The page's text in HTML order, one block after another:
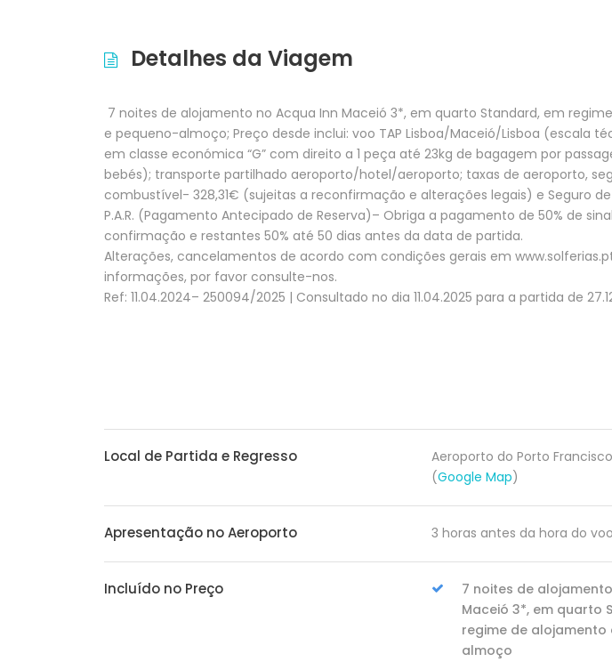
Detalhes da Viagem
7 noites de alojamento no Acqua Inn Maceió 3*, em quarto Standard, em
e pequeno-almoço; Preço desde inclui: voo TAP Lisboa/Maceió/Lisboa (escala
em classe económica “G” com direito a 1 peça até 23kg de bagagem por
bebés); transporte partilhado aeroporto/hotel/aeroporto; taxas de aeroporto,
combustível- 328,31€ (sujeitas a reconfirmação e alterações legais) e Seguro
P.A.R. (Pagamento Antecipado de Reserva)– Obriga a pagamento de 50% de
confirmação e restantes 50% até 50 dias antes da data de partida.
Alterações, cancelamentos de acordo com condições gerais em
informações, por favor consulte-nos.
Ref: 11.04.2024– 250094/2025 | Consultado no dia 11.04.2025 para a partida de
Local de Partida e Regresso
Aeroporto do Porto
(Google Map)
Apresentação no Aeroporto 3 horas antes da hora do voo
Incluído no Preço
7 noites de
Maceió 3*, em quarto
regime de alojamento
almoço